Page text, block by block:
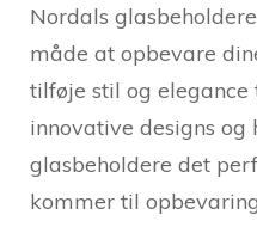
Nordals
måde at opbevare
tilføje stil og elegance
innovative designs
glasbeholdere det
kommer til